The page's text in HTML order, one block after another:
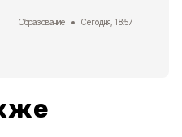
Образование Сегодня, 18:57